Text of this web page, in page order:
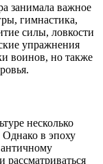
занимала важное
гимнастика,
силы, ловкости
упражнения
воинов, но также
несколько
в эпоху